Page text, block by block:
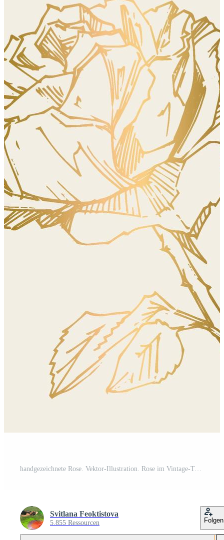
handgezeichnete Rose. Vektor-Illustration. Rose im Vintage-Tattoo-Stil. Blumenmotivskizze für Design. Tintenillustration isoliert. Pro-Vektor und Pro-SVG
Svitlana Feoktistova
5.855 Ressourcen Folgen